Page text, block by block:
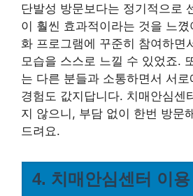
단발성 방문보다는 정기적으로
이 훨씬 효과적이라는 것을 느
화 프로그램에 꾸준히 참여하면
모습을 스스로 느낄 수 있었죠.
는 다른 분들과 소통하면서 서
경험도 값지답니다. 치매안심센
지 않으니, 부담 없이 한번 방문
드려요.
4. 치매안심센터 이